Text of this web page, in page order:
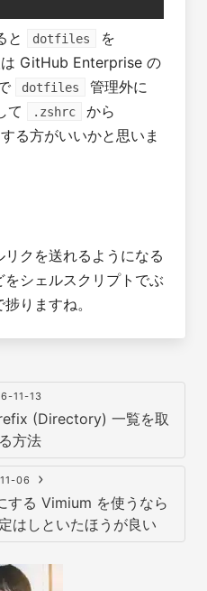
と dotfiles
を
GitHub Enterprise の
dotfiles 管理外に
て .zshrc から
する方がいいかと思いま
クを送れるようになる
シェルスクリプトでぶ
りますね。
11-13
(Directory) 一覧を取
方法
06
る Vimium を使うなら
はしといたほうが良い